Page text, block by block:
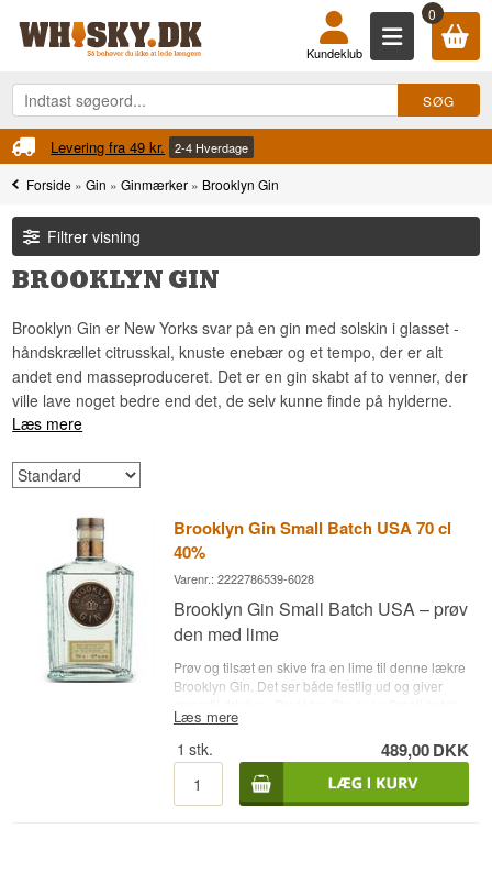
0
Kundeklub
Levering fra 49 kr. 2-4 Hverdage
Forside »Gin »Ginmærker » Brooklyn Gin
Filtrer visning
BROOKLYN GIN
Brooklyn Gin er New Yorks svar på en gin med solskin i glasset -
håndskrællet citrusskal, knuste enebær og et tempo, der er alt
andet end masseproduceret. Det er en gin skabt af to venner, der
ville lave noget bedre end det, de selv kunne finde på hylderne.
Læs mere
Brooklyn Gin Small Batch USA 70 cl
40%
Varenr.: 2222786539-6028
Brooklyn Gin Small Batch USA – prøv
den med lime
Prøv og tilsæt en skive fra en lime til denne lækre
Brooklyn Gin. Det ser både festlig ud og giver
gin fra Brooklyn Craft Works LLC i USA - prøv en
Parchment Fizz, den smager super. • Destilleri:
Brooklyn Craft Works LLC • Navn: Brooklyn Gin •
Botanicals: Enebær mm. • Land: USA • Type: Dry
Gin • Alc. styrke: 42% • 70 cl. • Anbefalet
Læs mere
1 stk. 489,00DKK